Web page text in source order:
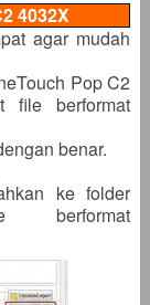
4032X
agar mudah
Pop C2
file berformat
benar.
ke folder